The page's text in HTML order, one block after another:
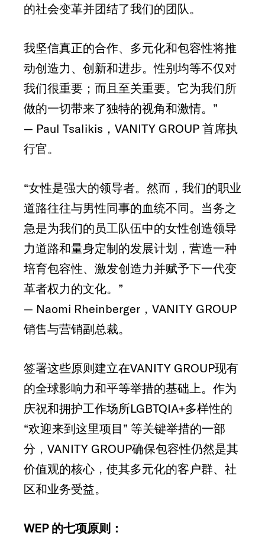
的社会变革并团结了我们的团队。
我坚信真正的合作、多元化和包容性将推
动创造力、创新和进步。性别均等不仅对
我们很重要；而且至关重要。它为我们所
做的一切带来了独特的视角和激情。”
— Paul Tsalikis，VANITY GROUP 首席执
行官。
“女性是强大的领导者。然而，我们的职业
道路往往与男性同事的血统不同。当务之
急是为我们的员工队伍中的女性创造领导
力道路和量身定制的发展计划，营造一种
培育包容性、激发创造力并赋予下一代变
革者权力的文化。”
— Naomi Rheinberger，VANITY GROUP
销售与营销副总裁。
签署这些原则建立在VANITY GROUP现有
的全球影响力和平等举措的基础上。作为
庆祝和拥护工作场所LGBTQIA+多样性的
“欢迎来到这里项目” 等关键举措的一部
分，VANITY GROUP确保包容性仍然是其
价值观的核心，使其多元化的客户群、社
区和业务受益。
WEP 的七项原则：